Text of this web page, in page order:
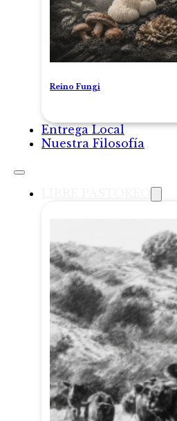
Reino Fungi
Entrega Local
Nuestra Filosofía